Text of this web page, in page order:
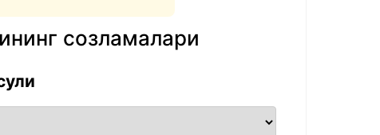
созламалари